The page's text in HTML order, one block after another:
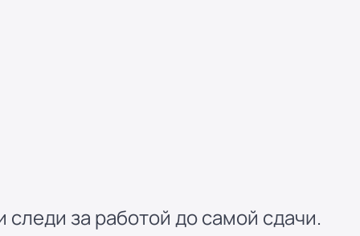
за работой до самой сдачи.